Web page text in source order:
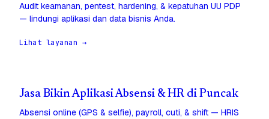
Audit keamanan, pentest, hardening, & kepatuhan UU PDP
— lindungi aplikasi dan data bisnis Anda.
Lihat layanan →
Jasa Bikin Aplikasi Absensi & HR di Puncak
Absensi online (GPS & selfie), payroll, cuti, & shift — HRIS